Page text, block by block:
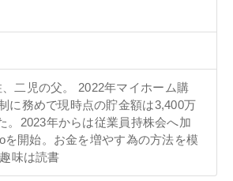
二児の父。 2022年マイホーム購
に務めで現時点の貯金額は3,400万
。2023年からは従業員持株会へ加
を開始。お金を増やす為の方法を模
味は読書